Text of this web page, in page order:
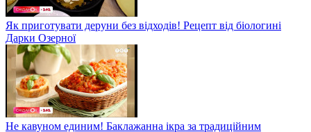
Як приготувати деруни без відходів! Рецепт від біологині
Дарки Озерної
Не кавуном единим! Баклажанна ікра за традиційним